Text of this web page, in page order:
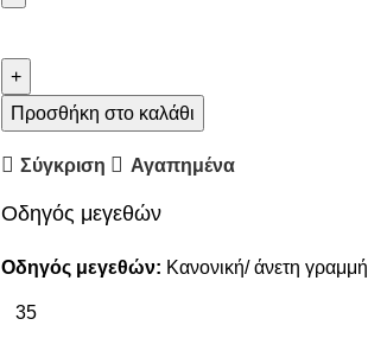
Προσθήκη στο καλάθι
Σύγκριση Αγαπημένα
Οδηγός μεγεθών
Οδηγός μεγεθών: Κανονική/ άνετη γραμμή
35